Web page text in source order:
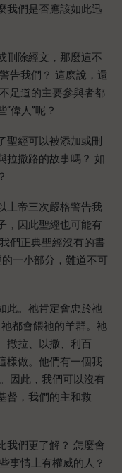
我們是否應該如此迅
刪除經文，那麼這不
告我們？ 這麽說，還
足道的主要參與者都
偉人”呢？
聖經可以被添加或刪
拉撒路的故事嗎？ 如
上帝三次嚴格警告我
，因此聖經也可能有
們正典聖經沒有的書
一小部分，難道不可
此。祂肯定會忠於祂
都會餵祂的羊群。祂
撒拉、以撒、利百
樣做。他們有一個我
因此，我們可以沒有
督，我們的主和救
我們更了解？ 怎麼會
事情上有權威的人？